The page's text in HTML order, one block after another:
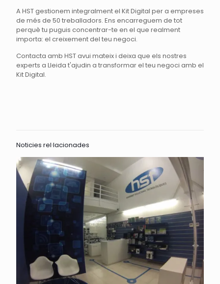
A HST gestionem integralment el Kit Digital per a empreses
de més de 50 treballadors. Ens encarreguem de tot
perquè tu puguis concentrar-te en el que realment
importa: el creixement del teu negoci.
Contacta amb HST avui mateix i deixa que els nostres
experts a Lleida t'ajudin a transformar el teu negoci amb el
Kit Digital.
Noticies rel·lacionades